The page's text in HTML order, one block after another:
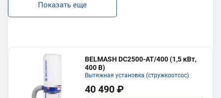
Показать еще
BELMASH DC2500-AT/400 (1,5 кВт,
400 В)
Вытяжная установка (стружкоотсос)
40 490 ₽